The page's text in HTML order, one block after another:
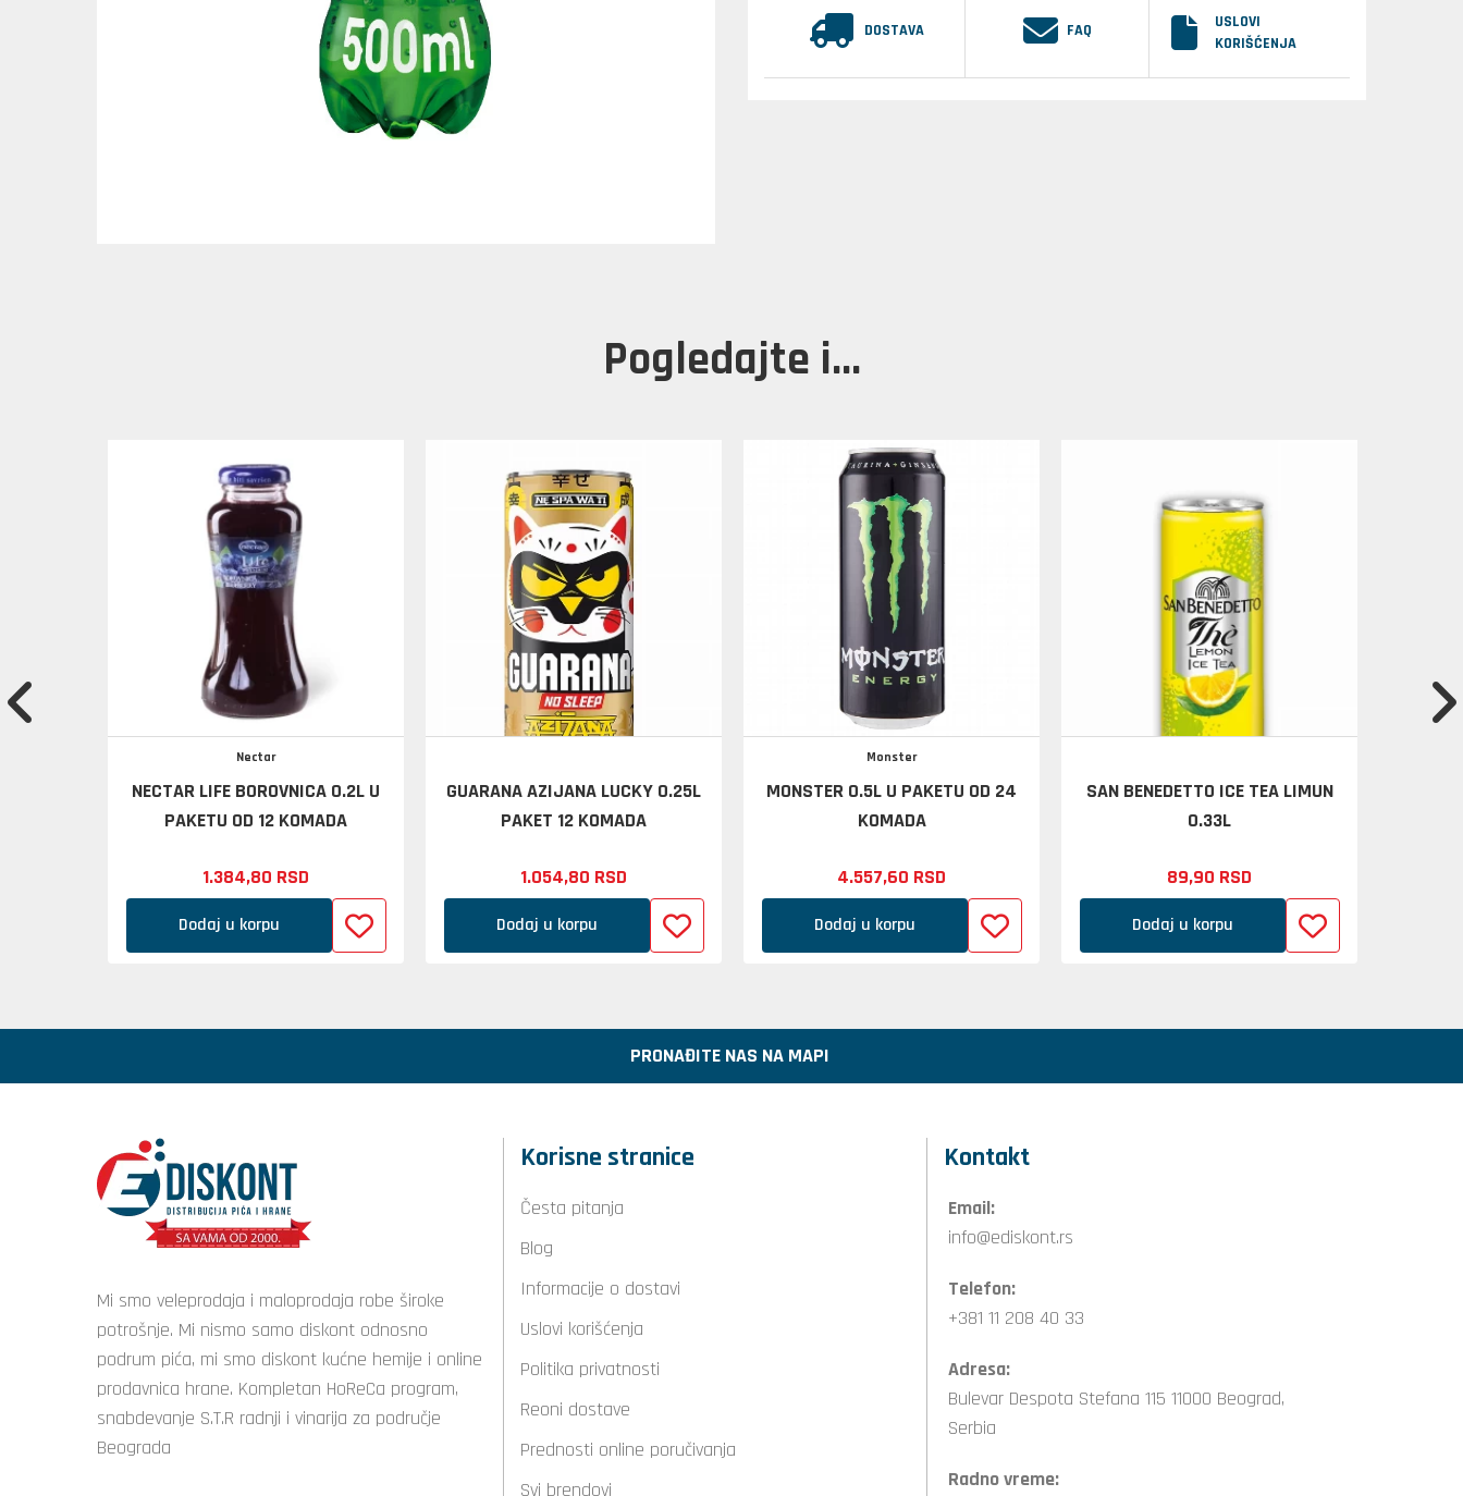
DOSTAVA FAQ
USLOVI
KORIŠĆENJA
Pogledajte i...
Nectar
NECTAR LIFE BOROVNICA 0.2L U
PAKETU OD 12 KOMADA
1.384,80 RSD
Dodaj u korpu
GUARANA AZIJANA LUCKY 0.25L
PAKET 12 KOMADA
1.054,80 RSD
Dodaj u korpu
Monster
MONSTER 0.5L U PAKETU OD 24
KOMADA
4.557,60 RSD
Dodaj u korpu
SAN BENEDETTO ICE TEA LIMUN
0.33L
89,90 RSD
Dodaj u korpu
PRONAĐITE NAS NA MAPI
Mi smo veleprodaja i maloprodaja robe široke
potrošnje. Mi nismo samo diskont odnosno
podrum pića, mi smo diskont kućne hemije i online
prodavnica hrane. Kompletan HoReCa program,
snabdevanje S.T.R radnji i vinarija za područje
Beograda
Korisne stranice
Česta pitanja
Blog
Informacije o dostavi
Uslovi korišćenja
Politika privatnosti
Reoni dostave
Prednosti online poručivanja
Svi brendovi
Kontakt
Email:
info@ediskont.rs
Telefon:
+381 11 208 40 33
Adresa:
Bulevar Despota Stefana 115 11000 Beograd,
Serbia
Radno vreme: